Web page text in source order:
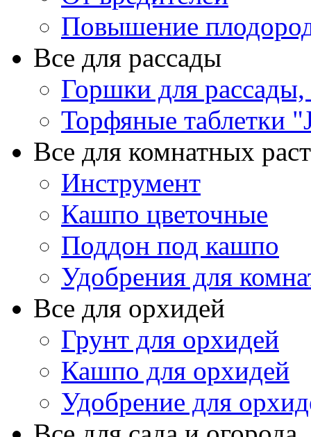
Повышение
Все для рассады
Горшки для рассады,
Торфяные таблетки
Все для комнатных
Инструмент
Кашпо цветочные
Поддон под кашпо
Удобрения для
Все для орхидей
Грунт для орхидей
Кашпо для орхидей
Удобрение для